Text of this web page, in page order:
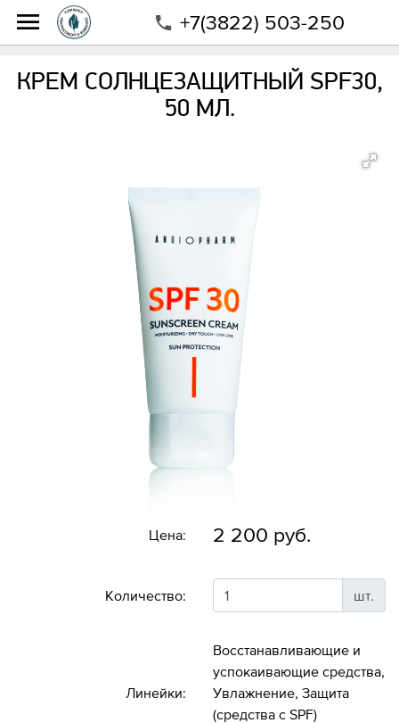
+7(3822) 503-250
Крем Солнцезащитный SPF30, 50 мл.
КРЕМ СОЛНЦЕЗАЩИТНЫЙ SPF30,
50 МЛ.
Цена: 2 200 руб.
Количество: шт.
Линейки:
Восстанавливающие и
успокаивающие средства,
Увлажнение, Защита
(средства с SPF)